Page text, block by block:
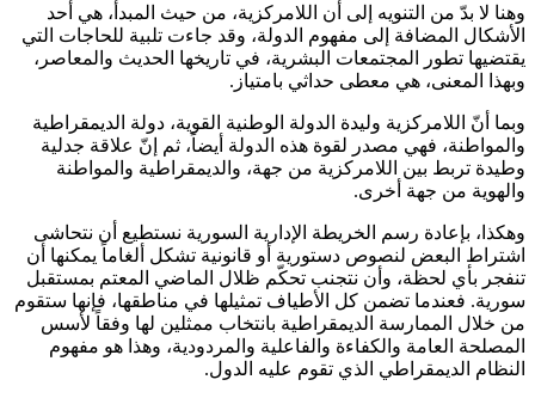
وهنا لا بدّ من التنويه إلى أن اللامركزية، من حيث المبدأ، هي أحد
الأشكال المضافة إلى مفهوم الدولة، وقد جاءت تلبية للحاجات التي
يقتضيها تطور المجتمعات البشرية، في تاريخها الحديث والمعاصر،
وبهذا المعنى، هي معطى حداثي بامتياز.
وبما أنّ اللامركزية وليدة الدولة الوطنية القوية، دولة الديمقراطية
والمواطنة، فهي مصدر لقوة هذه الدولة أيضاً، ثم إنّ علاقة جدلية
وطيدة تربط بين اللامركزية من جهة، والديمقراطية والمواطنة
والهوية من جهة أخرى.
وهكذا، بإعادة رسم الخريطة الإدارية السورية نستطيع أن نتحاشى
اشتراط البعض لنصوص دستورية أو قانونية تشكل ألغاماً يمكنها أن
تنفجر بأي لحظة، وأن نتجنب تحكّم ظلال الماضي المعتم بمستقبل
سورية. فعندما تضمن كل الأطياف تمثيلها في مناطقها، فإنها ستقوم
من خلال الممارسة الديمقراطية بانتخاب ممثلين لها وفقاً لأسس
المصلحة العامة والكفاءة والفاعلية والمردودية، وهذا هو مفهوم
النظام الديمقراطي الذي تقوم عليه الدول.